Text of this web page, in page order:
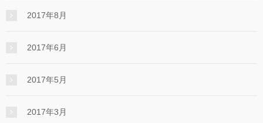
2017年8月
2017年6月
2017年5月
2017年3月